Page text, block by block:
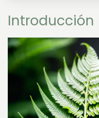
Introducción